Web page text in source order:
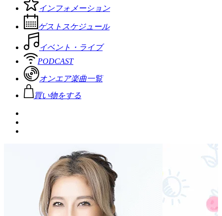
インフォメーション
ゲストスケジュール
イベント・ライブ
PODCAST
オンエア楽曲一覧
買い物をする